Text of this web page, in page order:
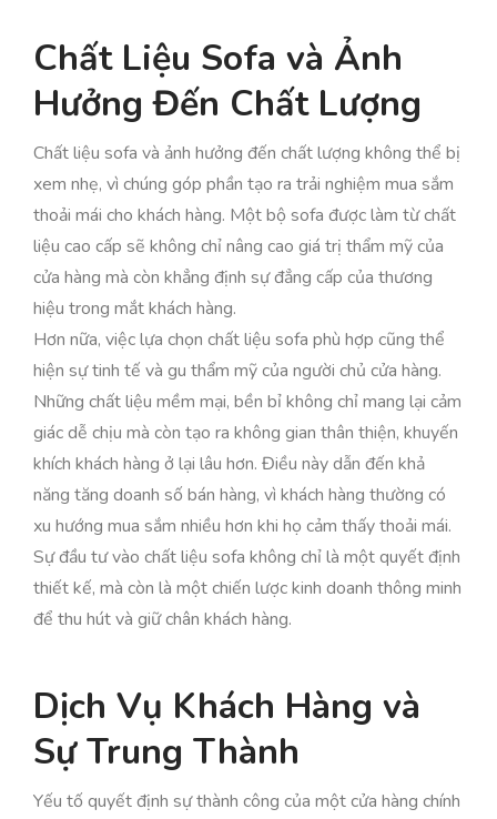
Chất Liệu Sofa và Ảnh
Hưởng Đến Chất Lượng
Chất liệu sofa và ảnh hưởng đến chất lượng không thể bị
xem nhẹ, vì chúng góp phần tạo ra trải nghiệm mua sắm
thoải mái cho khách hàng. Một bộ sofa được làm từ chất
liệu cao cấp sẽ không chỉ nâng cao giá trị thẩm mỹ của
cửa hàng mà còn khẳng định sự đẳng cấp của thương
hiệu trong mắt khách hàng.
Hơn nữa, việc lựa chọn chất liệu sofa phù hợp cũng thể
hiện sự tinh tế và gu thẩm mỹ của người chủ cửa hàng.
Những chất liệu mềm mại, bền bỉ không chỉ mang lại cảm
giác dễ chịu mà còn tạo ra không gian thân thiện, khuyến
khích khách hàng ở lại lâu hơn. Điều này dẫn đến khả
năng tăng doanh số bán hàng, vì khách hàng thường có
xu hướng mua sắm nhiều hơn khi họ cảm thấy thoải mái.
Sự đầu tư vào chất liệu sofa không chỉ là một quyết định
thiết kế, mà còn là một chiến lược kinh doanh thông minh
để thu hút và giữ chân khách hàng.
Dịch Vụ Khách Hàng và
Sự Trung Thành
Yếu tố quyết định sự thành công của một cửa hàng chính